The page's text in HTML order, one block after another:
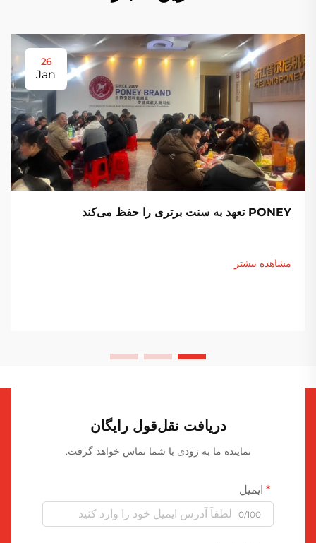
26
Jan
PONEY تعهد به سنت برتری را حفظ می‌کند
مشاهده بیشتر
دریافت نقل‌قول رایگان
نماینده ما به زودی با شما تماس خواهد گرفت.
ایمیل
0/100